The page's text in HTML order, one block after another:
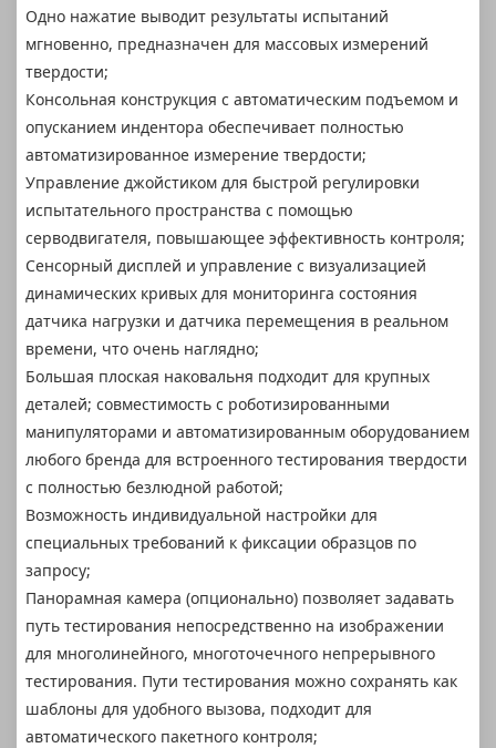
Одно нажатие выводит результаты испытаний
мгновенно, предназначен для массовых измерений
твердости;
Консольная конструкция с автоматическим подъемом и
опусканием индентора обеспечивает полностью
автоматизированное измерение твердости;
Управление джойстиком для быстрой регулировки
испытательного пространства с помощью
серводвигателя, повышающее эффективность контроля;
Сенсорный дисплей и управление с визуализацией
динамических кривых для мониторинга состояния
датчика нагрузки и датчика перемещения в реальном
времени, что очень наглядно;
Большая плоская наковальня подходит для крупных
деталей; совместимость с роботизированными
манипуляторами и автоматизированным оборудованием
любого бренда для встроенного тестирования твердости
с полностью безлюдной работой;
Возможность индивидуальной настройки для
специальных требований к фиксации образцов по
запросу;
Панорамная камера (опционально) позволяет задавать
путь тестирования непосредственно на изображении
для многолинейного, многоточечного непрерывного
тестирования. Пути тестирования можно сохранять как
шаблоны для удобного вызова, подходит для
автоматического пакетного контроля;